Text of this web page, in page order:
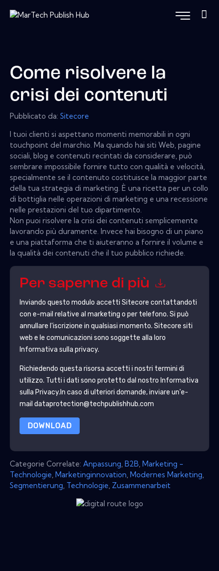
Come risolvere la
crisi dei contenuti
Pubblicato da: Sitecore
I tuoi clienti si aspettano momenti memorabili in ogni
touchpoint del marchio. Ma quando hai siti Web, pagine
sociali, blog e contenuti recintati da considerare, può
sembrare impossibile fornire tutto con qualità e velocità,
specialmente se il contenuto costituisce la maggior parte
della tua strategia di marketing. È una ricetta per un collo
di bottiglia nelle operazioni di marketing e una recessione
nelle prestazioni del tuo dipartimento.
Non puoi risolvere la crisi dei contenuti semplicemente
lavorando più duramente. Invece hai bisogno di un piano
e una piattaforma che ti aiuteranno a fornire il volume e
la qualità dei contenuti che il tuo pubblico richiede.
Per saperne di più
Inviando questo modulo accetti Sitecore contattandoti
con e-mail relative al marketing o per telefono. Si può
annullare l'iscrizione in qualsiasi momento. Sitecore siti
web e le comunicazioni sono soggette alla loro
Informativa sulla privacy.
Richiedendo questa risorsa accetti i nostri termini di
utilizzo. Tutti i dati sono protetto dal nostro Informativa
sulla Privacy.In caso di ulteriori domande, inviare un'e-
mail dataprotection@techpublishhub.com
DOWNLOAD
Categorie Correlate: Anpassung B2B Marketing -
Technologie Marketinginnovation Modernes Marketing
Segmentierung Technologie Zusammenarbeit